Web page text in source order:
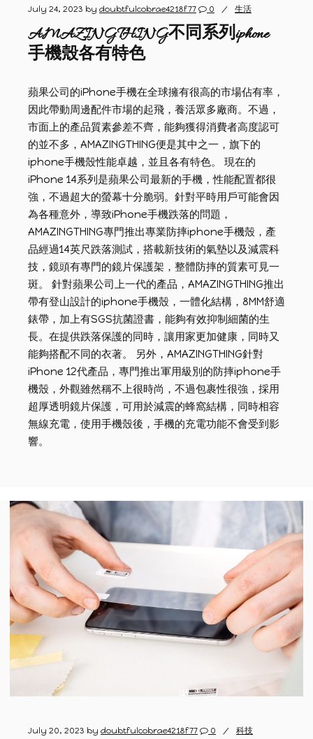
July 24, 2023 by doubtfulcobrae4218f77 0 生活
AMAZINGTHING不同系列iphone
手機殼各有特色
蘋果公司的iPhone手機在全球擁有很高的市場佔有率，
因此帶動周邊配件市場的起飛，養活眾多廠商。不過，
市面上的產品質素參差不齊，能夠獲得消費者高度認可
的並不多，AMAZINGTHING便是其中之一，旗下的
iphone手機殼性能卓越，並且各有特色。 現在的
iPhone 14系列是蘋果公司最新的手機，性能配置都很
強，不過超大的螢幕十分脆弱。針對平時用戶可能會因
為各種意外，導致iPhone手機跌落的問題，
AMAZINGTHING專門推出專業防摔iphone手機殼，產
品經過14英尺跌落測試，搭載新技術的氣墊以及減震科
技，鏡頭有專門的鏡片保護架，整體防摔的質素可見一
斑。 針對蘋果公司上一代的產品，AMAZINGTHING推出
帶有登山設計的iphone手機殼，一體化結構，8MM舒適
錶帶，加上有SGS抗菌證書，能夠有效抑制細菌的生
長。在提供跌落保護的同時，讓用家更加健康，同時又
能夠搭配不同的衣著。 另外，AMAZINGTHING針對
iPhone 12代產品，專門推出軍用級別的防摔iphone手
機殼，外觀雖然稱不上很時尚，不過包裹性很強，採用
超厚透明鏡片保護，可用於減震的蜂窩結構，同時相容
無線充電，使用手機殼後，手機的充電功能不會受到影
響。
July 20, 2023 by doubtfulcobrae4218f77 0 科技